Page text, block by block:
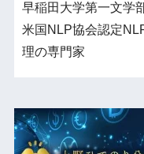
早稲田大学第一文学
米国NLP協会認定
理の専門家